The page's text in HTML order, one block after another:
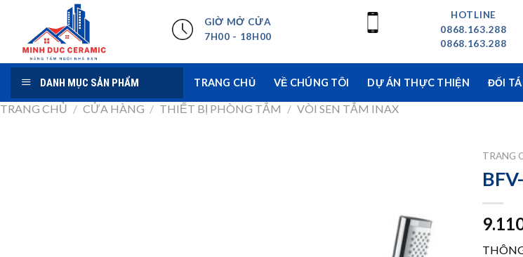
content
GIỜ MỞ CỬA
7H00 - 18H00
HOTLINE
0868.163.288
0868.163.288
DANH MỤC SẢN PHẨM TRANG CHỦ VỀ CHÚNG TÔI DỰ ÁN THỰC THIỆN ĐỐI
TRANG CHỦ / CỬA HÀNG / THIẾT BỊ PHÒNG TẮM / VÒI SEN TẮM INAX
TRANG